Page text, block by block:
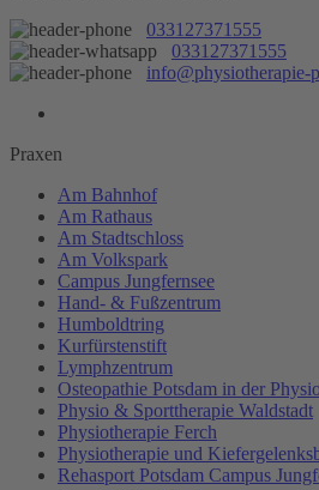
033127371555
033127371555
info@physiotherapie-
Praxen
Am Bahnhof
Am Rathaus
Am Stadtschloss
Am Volkspark
Campus Jungfernsee
Hand- & Fußzentrum
Humboldtring
Kurfürstenstift
Lymphzentrum
Osteopathie Potsdam in der
Physio & Sporttherapie Waldstadt
Physiotherapie Ferch
Physiotherapie und
Rehasport Potsdam Campus